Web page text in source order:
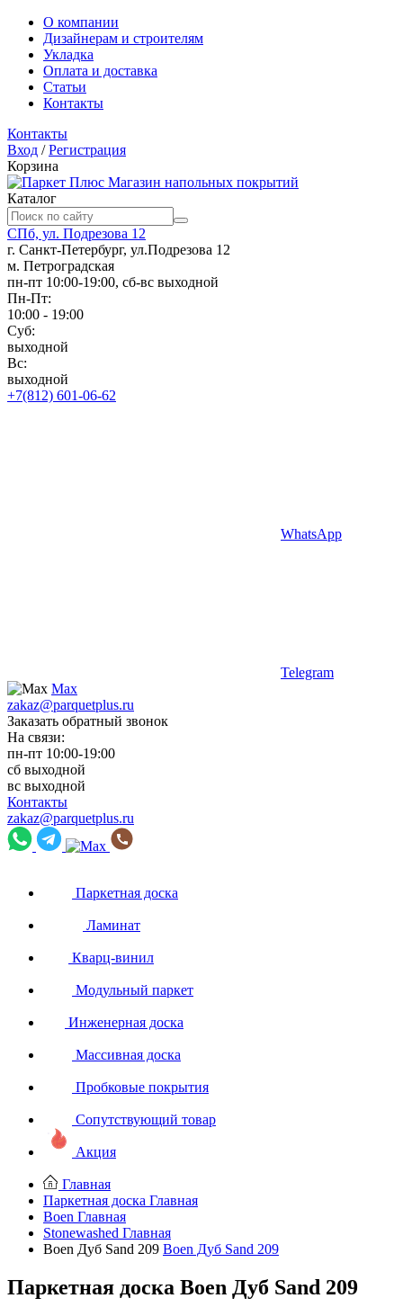
О компании
Дизайнерам и строителям
Укладка
Оплата и доставка
Статьи
Контакты
Контакты
Вход /Регистрация
Корзина
Магазин напольных покрытий
Каталог
СПб, ул. Подрезова 12
г. Санкт-Петербург, ул.Подрезова 12
м. Петроградская
пн-пт 10:00-19:00, сб-вс выходной
Пн-Пт:
10:00 - 19:00
Суб:
выходной
Вс:
выходной
+7(812) 601-06-62
WhatsApp
Telegram
Max
zakaz@parquetplus.ru
Заказать обратный звонок
На связи:
пн-пт 10:00-19:00
сб выходной
вс выходной
Контакты
zakaz@parquetplus.ru
Паркетная доска
Ламинат
Кварц-винил
Модульный паркет
Инженерная доска
Массивная доска
Пробковые покрытия
Сопутствующий товар
Акция
Главная
Паркетная доска Главная
Boen Главная
Stonewashed Главная
Boen Дуб Sand 209 Boen Дуб Sand 209
Паркетная доска Boen Дуб Sand 209